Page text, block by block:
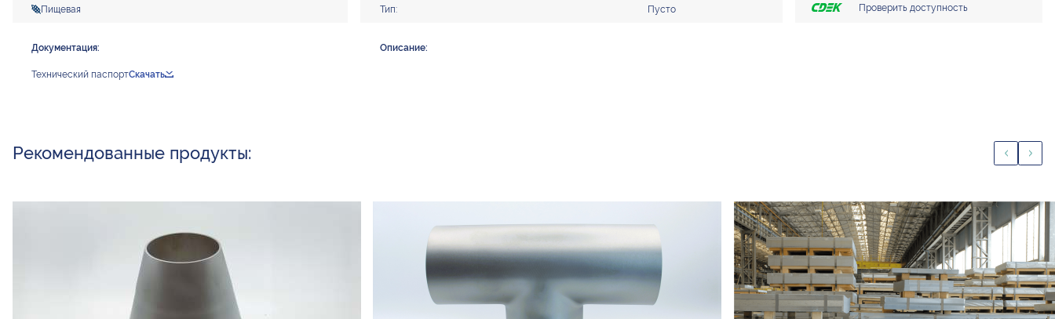
Пищевая
Документация:
Технический паспортСкачать
Тип: Пусто
Описание:
Проверить доступность
Рекомендованные продукты: